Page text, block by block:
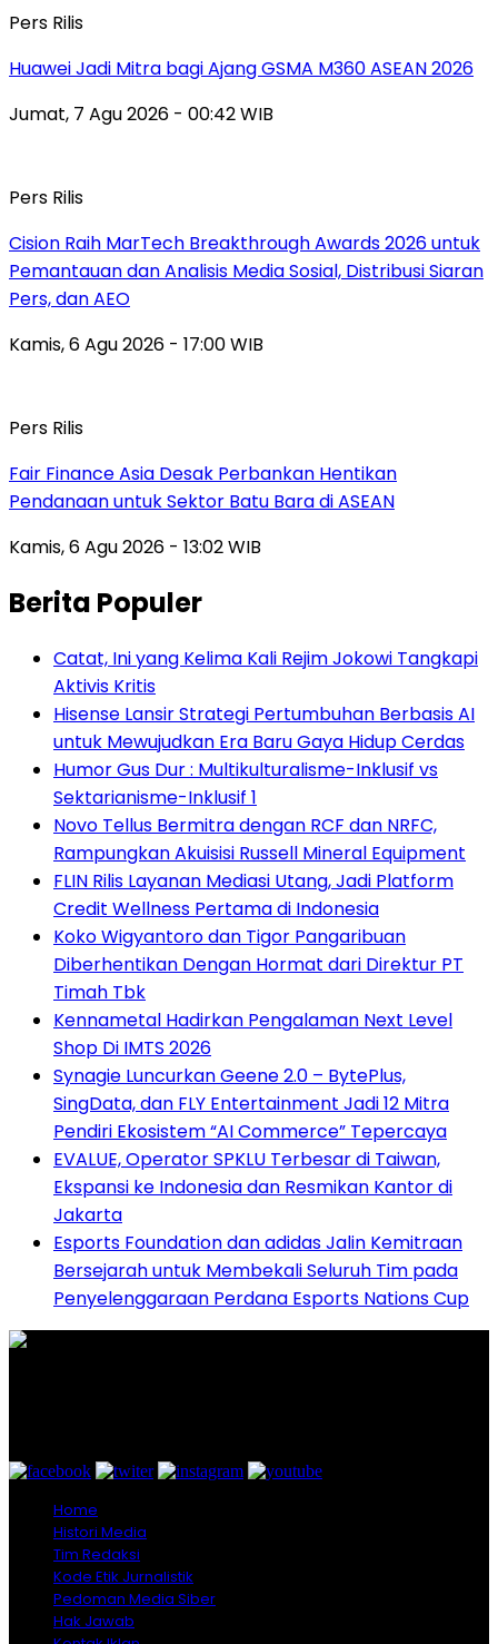
Pers Rilis
Huawei Jadi Mitra bagi Ajang GSMA M360 ASEAN 2026
Jumat, 7 Agu 2026 - 00:42 WIB
Pers Rilis
Cision Raih MarTech Breakthrough Awards 2026 untuk
Pemantauan dan Analisis Media Sosial, Distribusi Siaran
Pers, dan AEO
Kamis, 6 Agu 2026 - 17:00 WIB
Pers Rilis
Fair Finance Asia Desak Perbankan Hentikan
Pendanaan untuk Sektor Batu Bara di ASEAN
Kamis, 6 Agu 2026 - 13:02 WIB
Berita Populer
Catat, Ini yang Kelima Kali Rejim Jokowi Tangkapi
Aktivis Kritis
Hisense Lansir Strategi Pertumbuhan Berbasis AI
untuk Mewujudkan Era Baru Gaya Hidup Cerdas
Humor Gus Dur : Multikulturalisme-Inklusif vs
Sektarianisme-Inklusif 1
Novo Tellus Bermitra dengan RCF dan NRFC,
Rampungkan Akuisisi Russell Mineral Equipment
FLIN Rilis Layanan Mediasi Utang, Jadi Platform
Credit Wellness Pertama di Indonesia
Koko Wigyantoro dan Tigor Pangaribuan
Diberhentikan Dengan Hormat dari Direktur PT
Timah Tbk
Kennametal Hadirkan Pengalaman Next Level
Shop Di IMTS 2026
Synagie Luncurkan Geene 2.0 – BytePlus,
SingData, dan FLY Entertainment Jadi 12 Mitra
Pendiri Ekosistem “AI Commerce” Tepercaya
EVALUE, Operator SPKLU Terbesar di Taiwan,
Ekspansi ke Indonesia dan Resmikan Kantor di
Jakarta
Esports Foundation dan adidas Jalin Kemitraan
Bersejarah untuk Membekali Seluruh Tim pada
Penyelenggaraan Perdana Esports Nations Cup
Home
Histori Media
Tim Redaksi
Kode Etik Jurnalistik
Pedoman Media Siber
Hak Jawab